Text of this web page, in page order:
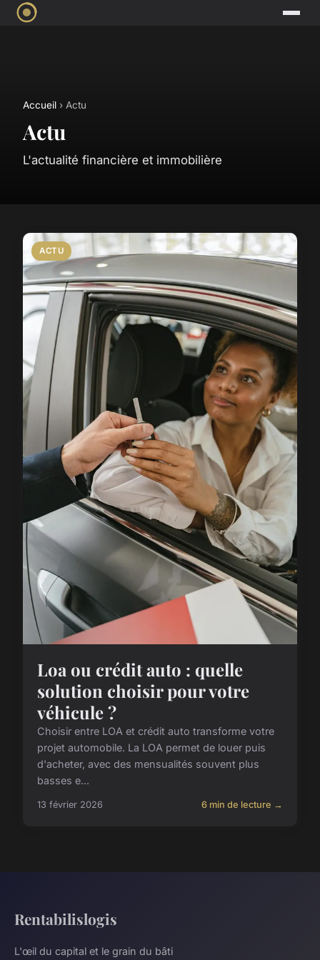
Accueil › Actu
Actu
L'actualité financière et immobilière
ACTU
Loa ou crédit auto : quelle
solution choisir pour votre
véhicule ?
Choisir entre LOA et crédit auto transforme votre
projet automobile. La LOA permet de louer puis
d'acheter, avec des mensualités souvent plus
basses e...
13 février 2026 6 min de lecture →
Rentabilislogis
L'œil du capital et le grain du bâti